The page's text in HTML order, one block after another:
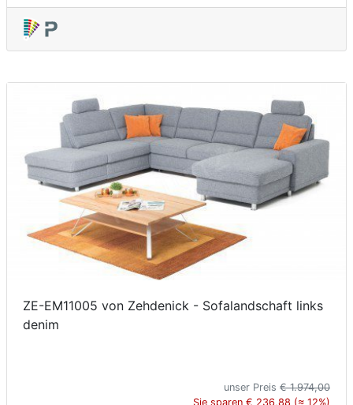
ZE-EM11005 von Zehdenick - Sofalandschaft links
denim
unser Preis € 1.974,00
Sie sparen € 236,88 (≈ 12%)